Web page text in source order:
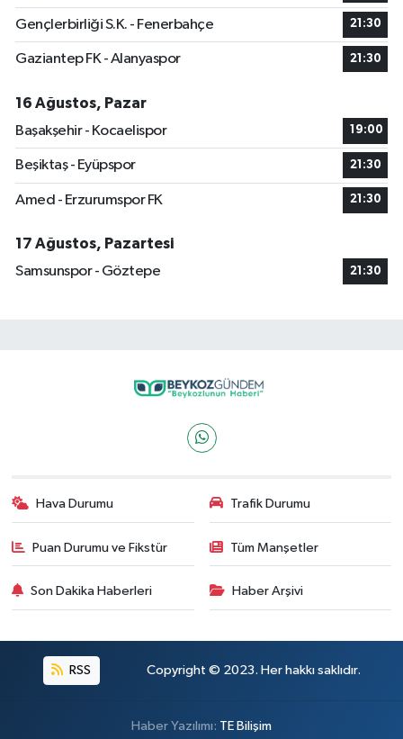
Gençlerbirliği S.K. - Fenerbahçe 21:30
Gaziantep FK - Alanyaspor 21:30
16 Ağustos, Pazar
Başakşehir - Kocaelispor
19:00
Beşiktaş - Eyüpspor 21:30
Amed - Erzurumspor FK 21:30
17 Ağustos, Pazartesi
Samsunspor - Göztepe
21:30
Hava Durumu Trafik Durumu
Puan Durumu ve Fikstür Tüm Manşetler
Son Dakika Haberleri Haber Arşivi
RSS Copyright © 2023. Her hakkı saklıdır.
Haber Yazılımı: TE Bilişim